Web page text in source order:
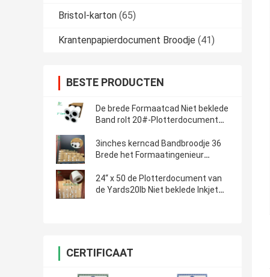
Bristol-karton (65)
Krantenpapierdocument Broodje (41)
BESTE PRODUCTEN
De brede Formaatcad Niet beklede
Band rolt 20#-Plotterdocument
3inches kerncad Bandbroodje 36
Brede het Formaatingenieur
24“ x 50 de Plotterdocument van
de Yards20lb Niet beklede Inkjet
CERTIFICAAT